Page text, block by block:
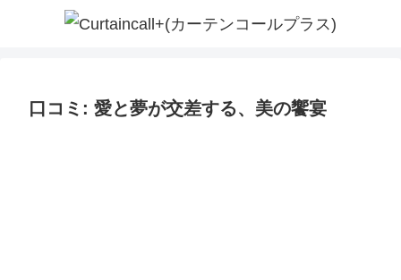
口コミ: 愛と夢が交差する、美の饗宴